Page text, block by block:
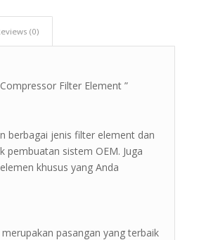
(0)
Filter Element ”
berbagai jenis filter element dan
pembuatan sistem OEM. Juga
khusus yang Anda
pasangan yang terbaik